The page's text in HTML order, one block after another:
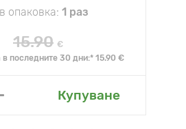
опаковка: 1 раз
15.90 €
последните 30 дни:* 15.90 €
Купуване